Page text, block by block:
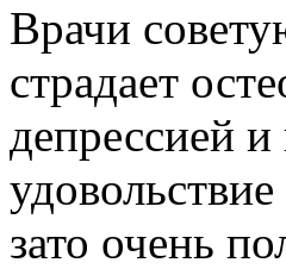
Врачи
страдает
депрессией
зато очень